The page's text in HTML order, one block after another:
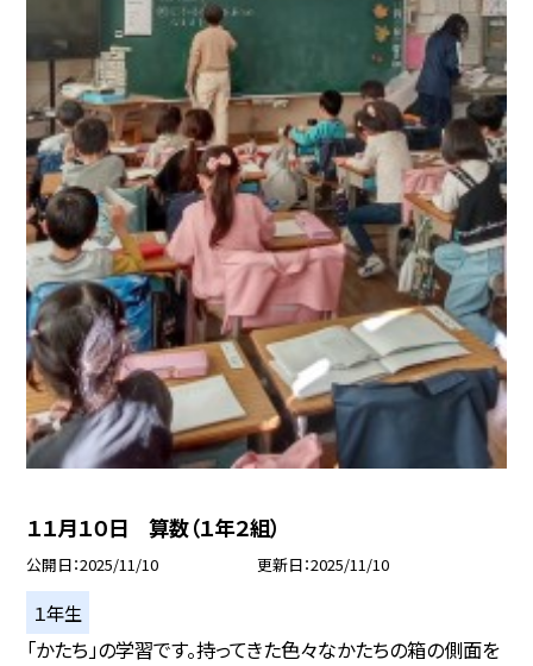
１１月１０日 算数（１年２組）
公開日 2025/11/10 更新日 2025/11/10
１年生
「かたち」の学習です。持ってきた色々なかたちの箱の側面を